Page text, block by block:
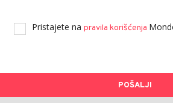
Pristajete na pravila korišćenja
POŠALJI